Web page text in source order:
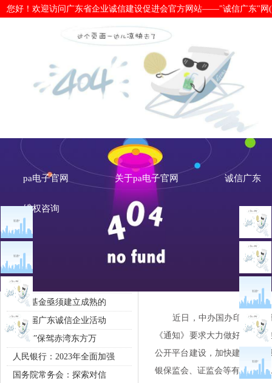
您好！欢迎访问广东省企业诚信建设促进会官方网站——"诚信广东"网
中办国办发文：加快建立地方政府
方面的应用-pa电子官网
pa电子官网 关于pa电子官网 诚信广东
维权咨询
文章点击排行
重大突发公共卫生事件一
2020广东省守合同重信用企
私募基金亟须建立成熟的
第五届广东诚信企业活动
“诚信”保驾赤湾东方万
人民银行：2023年全面加强
国务院常务会：探索对信
诚信新闻
中
近日，中办国办印发《关于
《通知》要求大力做好专项
公开平台建设，加快建立地方
银保监会、证监会等有关负责